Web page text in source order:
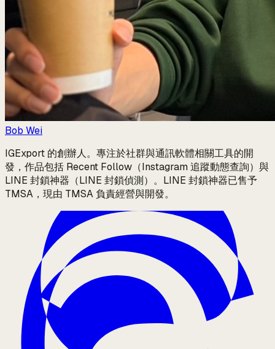
Bob Wei
IGExport 的創辦人。專注於社群與通訊軟體相關工具的開
發，作品包括 Recent Follow（Instagram 追蹤動態查詢）與
LINE 封鎖神器（LINE 封鎖偵測）。LINE 封鎖神器已售予
TMSA，現由 TMSA 負責經營與開發。